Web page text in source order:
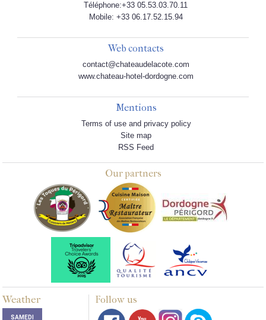
Téléphone:+33 05.53.03.70.11
Mobile: +33 06.17.52.15.94
Web contacts
contact@chateaudelacote.com
www.chateau-hotel-dordogne.com
Mentions
Terms of use and privacy policy
Site map
RSS Feed
Our partners
Weather Follow us